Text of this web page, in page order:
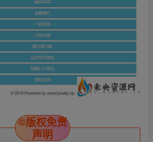
©版权免责
声明